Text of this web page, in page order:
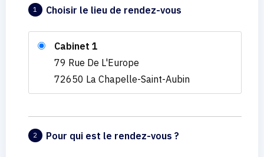
1 Choisir le lieu de rendez-vous
Cabinet 1
79 Rue De L'Europe
72650 La Chapelle-Saint-Aubin
2 Pour qui est le rendez-vous ?